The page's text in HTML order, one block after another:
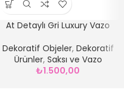
At Detaylı Gri Luxury Vazo
Dekoratif Objeler, Dekoratif
Ürünler, Saksı ve Vazo
₺1.500,00